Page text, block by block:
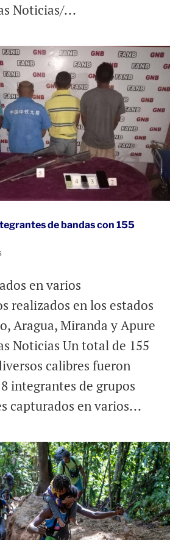
Noticias/...
de bandas con 155
en varios
realizados en los estados
Aragua, Miranda y Apure
Noticias Un total de 155
calibres fueron
integrantes de grupos
capturados en varios...